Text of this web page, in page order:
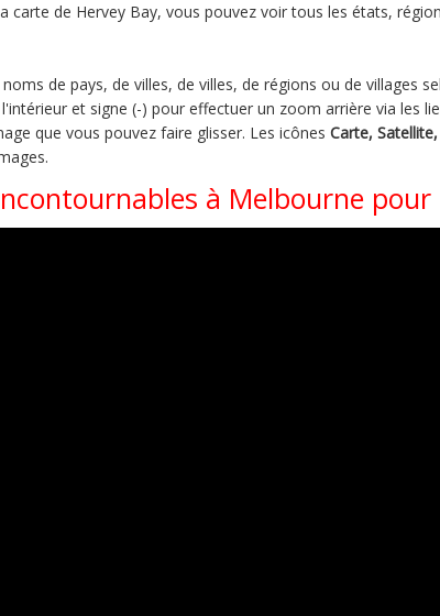
carte de Hervey Bay, vous pouvez voir tous les états,
de pays, de villes, de villes, de régions ou de villages
et signe (-) pour effectuer un zoom arrière via les
que vous pouvez faire glisser. Les icônes Carte,
à Melbourne pour